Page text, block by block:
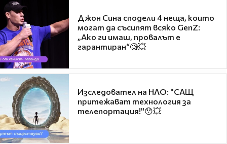
Джон Сина сподели 4 неща, които
могат да съсипят всяко GenZ:
„Ако ги имаш, провалът е
гарантиран“🧐💥
Изследовател на НЛО: "САЩ
притежават технология за
телепортация!"😯💥